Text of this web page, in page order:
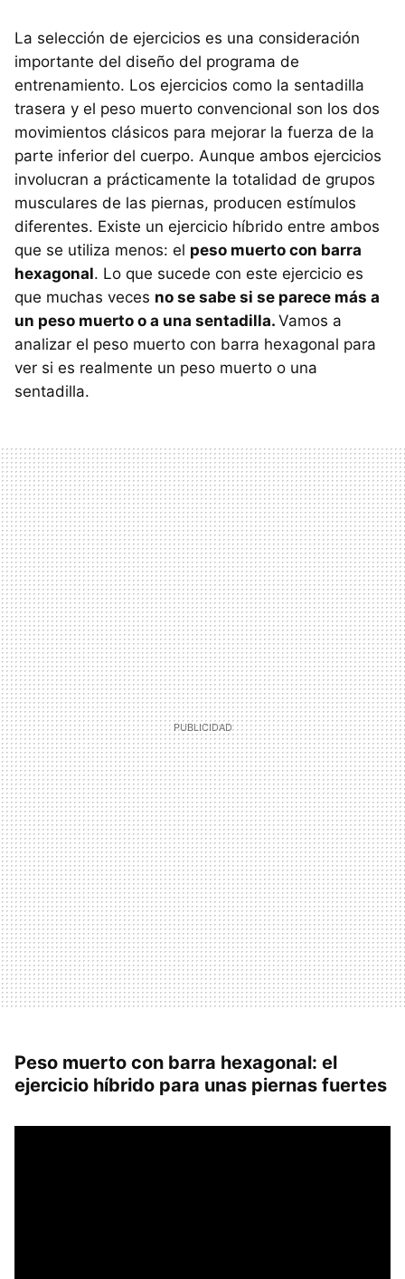
La selección de ejercicios es una consideración
importante del diseño del programa de
entrenamiento. Los ejercicios como la sentadilla
trasera y el peso muerto convencional son los dos
movimientos clásicos para mejorar la fuerza de la
parte inferior del cuerpo. Aunque ambos ejercicios
involucran a prácticamente la totalidad de grupos
musculares de las piernas, producen estímulos
diferentes. Existe un ejercicio híbrido entre ambos
que se utiliza menos: el peso muerto con barra
hexagonal. Lo que sucede con este ejercicio es
que muchas veces no se sabe si se parece más a
un peso muerto o a una sentadilla. Vamos a
analizar el peso muerto con barra hexagonal para
ver si es realmente un peso muerto o una
sentadilla.
Peso muerto con barra hexagonal: el
ejercicio híbrido para unas piernas fuertes